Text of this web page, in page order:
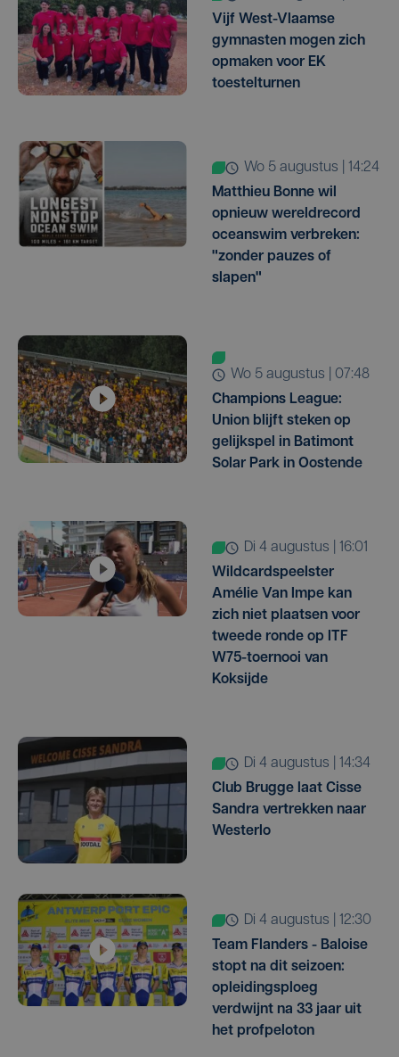
Vijf West-Vlaamse
gymnasten mogen zich
opmaken voor EK
toestelturnen
wo 5 augustus | 14:24
Matthieu Bonne wil
opnieuw wereldrecord
oceanswim verbreken:
"zonder pauzes of
slapen"
wo 5 augustus | 07:48
Champions League:
Union blijft steken op
gelijkspel in Batimont
Solar Park in Oostende
di 4 augustus | 16:01
Wildcardspeelster
Amélie Van Impe kan
zich niet plaatsen voor
tweede ronde op ITF
W75-toernooi van
Koksijde
di 4 augustus | 14:34
Club Brugge laat Cisse
Sandra vertrekken naar
Westerlo
di 4 augustus | 12:30
Team Flanders - Baloise
stopt na dit seizoen:
opleidingsploeg
verdwijnt na 33 jaar uit
het profpeloton